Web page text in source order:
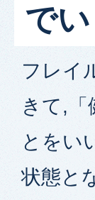
でい
フレイ
きて,
とをい
状態と